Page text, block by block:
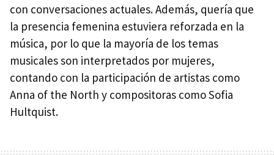
con conversaciones actuales. Además, quería que
la presencia femenina estuviera reforzada en la
música, por lo que la mayoría de los temas
musicales son interpretados por mujeres,
contando con la participación de artistas como
Anna of the North y compositoras como Sofia
Hultquist.